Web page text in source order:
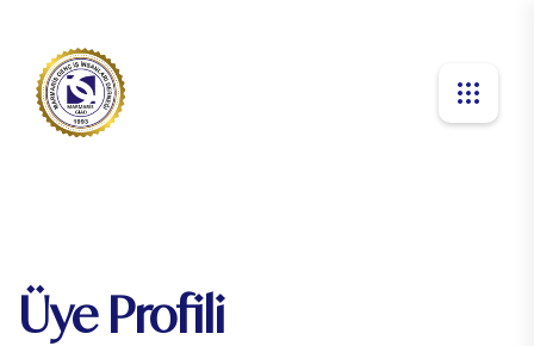
Üye Profili